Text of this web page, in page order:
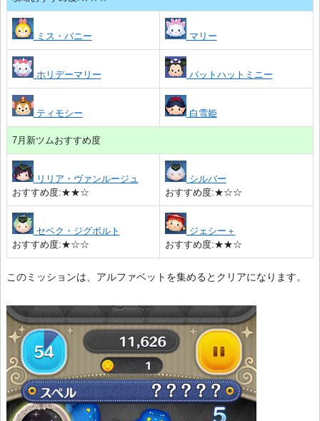
ミス・バニー マリー
ホリデーマリー バットハットミニー
ティモシー 白雪姫
7月新ツムおすすめ度
リリア・ヴァンルージュ
おすすめ度:★★☆
シルバー
おすすめ度:★☆☆
セベク・ジグボルト
おすすめ度:★☆☆
ジェシー＋
おすすめ度:★★☆
このミッションは、アルファベットを集めるとクリアになります。